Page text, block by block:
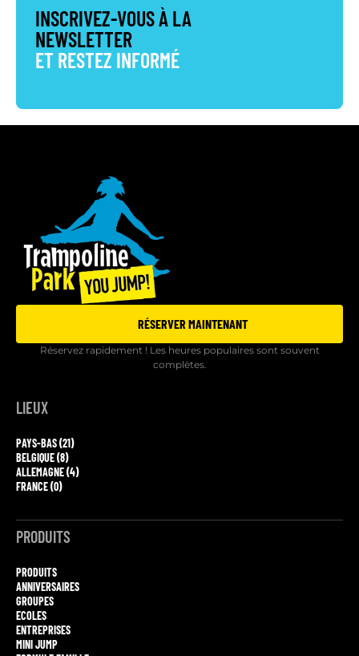
INSCRIVEZ-VOUS À LA
NEWSLETTER
ET RESTEZ INFORMÉ
RÉSERVER MAINTENANT
Réservez rapidement ! Les heures populaires sont souvent
complètes.
LIEUX
PAYS-BAS (21)
BELGIQUE (8)
ALLEMAGNE (4)
FRANCE (0)
PRODUITS
PRODUITS
ANNIVERSAIRES
GROUPES
ECOLES
ENTREPRISES
MINI JUMP